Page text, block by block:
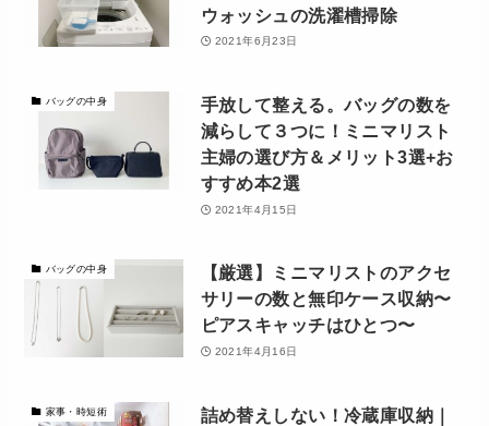
ウォッシュの洗濯槽掃除
2021年6月23日
バッグの中身
手放して整える。バッグの数を
減らして３つに！ミニマリスト
主婦の選び方＆メリット3選+お
すすめ本2選
2021年4月15日
バッグの中身
【厳選】ミニマリストのアクセ
サリーの数と無印ケース収納〜
ピアスキャッチはひとつ〜
2021年4月16日
家事・時短術
詰め替えしない！冷蔵庫収納｜